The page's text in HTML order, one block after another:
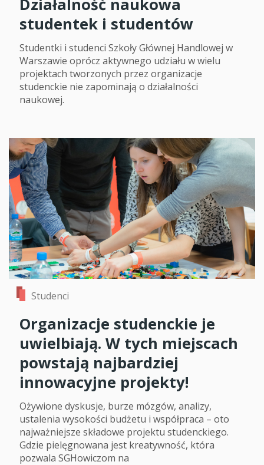
Działalność naukowa
studentek i studentów
Studentki i studenci Szkoły Głównej Handlowej w
Warszawie oprócz aktywnego udziału w wielu
projektach tworzonych przez organizacje
studenckie nie zapominają o działalności
naukowej.
Studenci
Organizacje studenckie je
uwielbiają. W tych miejscach
powstają najbardziej
innowacyjne projekty!
Ożywione dyskusje, burze mózgów, analizy,
ustalenia wysokości budżetu i współpraca – oto
najważniejsze składowe projektu studenckiego.
Gdzie pielęgnowana jest kreatywność, która
pozwala SGHowiczom na